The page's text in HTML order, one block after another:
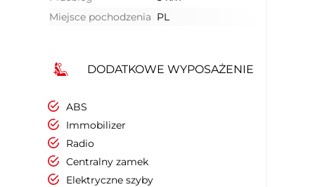
Miejsce pochodzenia PL
DODATKOWE WYPOSAŻENIE
ABS
Immobilizer
Radio
Centralny zamek
Elektryczne szyby